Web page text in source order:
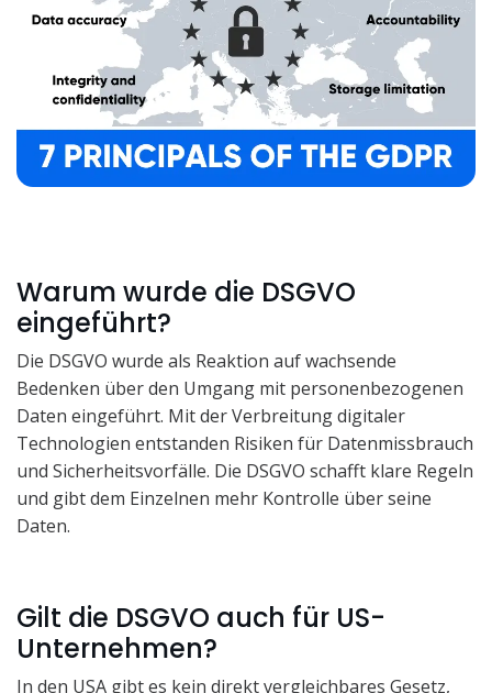
Warum wurde die DSGVO
eingeführt?
Die DSGVO wurde als Reaktion auf wachsende
Bedenken über den Umgang mit personenbezogenen
Daten eingeführt. Mit der Verbreitung digitaler
Technologien entstanden Risiken für Datenmissbrauch
und Sicherheitsvorfälle. Die DSGVO schafft klare Regeln
und gibt dem Einzelnen mehr Kontrolle über seine
Daten.
Gilt die DSGVO auch für US-
Unternehmen?
In den USA gibt es kein direkt vergleichbares Gesetz,